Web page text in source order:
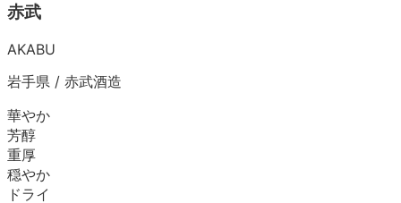
赤武
AKABU
岩手県 / 赤武酒造
華やか
芳醇
重厚
穏やか
ドライ